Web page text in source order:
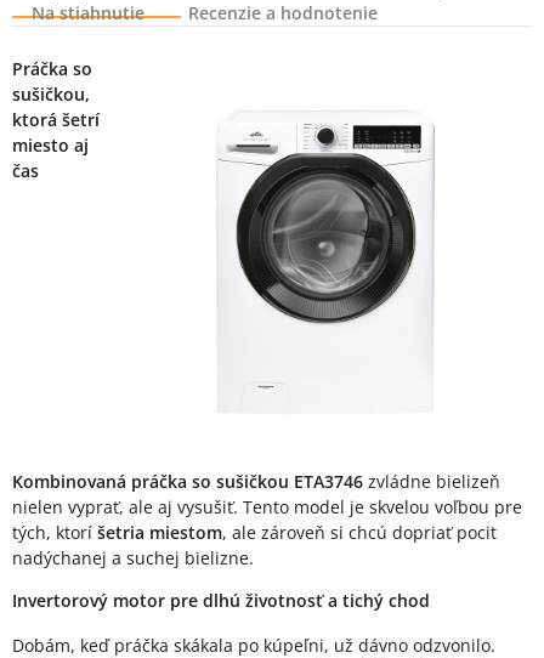
Na stiahnutie
Recenzie a hodnotenie
Popis produktu
Práčka so
sušičkou,
ktorá šetrí
miesto aj
čas
Kombinovaná práčka so sušičkou ETA3746 zvládne bielizeň
nielen vyprať, ale aj vysušiť. Tento model je skvelou voľbou pre
tých, ktorí šetria miestom, ale zároveň si chcú dopriať pocit
nadýchanej a suchej bielizne.
Invertorový motor pre dlhú životnosť a tichý chod
Dobám, keď práčka skákala po kúpeľni, už dávno odzvonilo.